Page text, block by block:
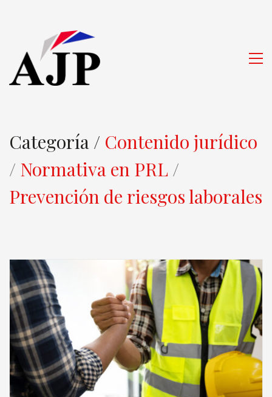
Categoría / Contenido jurídico
/ Normativa en PRL /
Prevención de riesgos laborales